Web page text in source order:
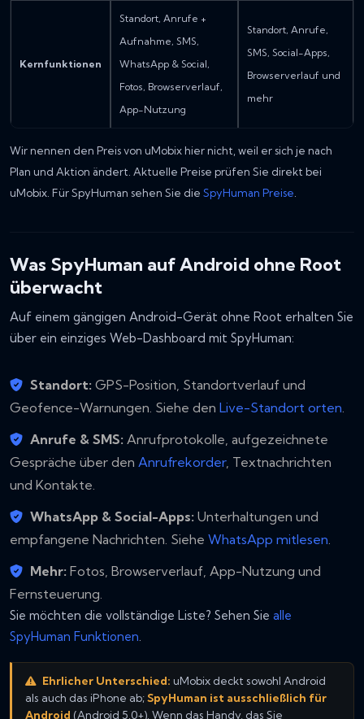
Kernfunktionen
Standort, Anrufe +
Aufnahme, SMS,
WhatsApp & Social,
Fotos, Browserverlauf,
App-Nutzung
Standort, Anrufe,
SMS, Social-Apps,
Browserverlauf und
mehr
Wir nennen den Preis von uMobix hier nicht, weil er sich je nach
Plan und Aktion ändert. Aktuelle Preise prüfen Sie direkt bei
uMobix. Für SpyHuman sehen Sie die SpyHuman Preise.
Was SpyHuman auf Android ohne Root
überwacht
Auf einem gängigen Android-Gerät ohne Root erhalten Sie
über ein einziges Web-Dashboard mit SpyHuman:
Standort: GPS-Position, Standortverlauf und
Geofence-Warnungen. Siehe den Live-Standort orten.
Anrufe & SMS: Anrufprotokolle, aufgezeichnete
Gespräche über den Anrufrekorder, Textnachrichten
und Kontakte.
WhatsApp & Social-Apps: Unterhaltungen und
empfangene Nachrichten. Siehe WhatsApp mitlesen.
Mehr: Fotos, Browserverlauf, App-Nutzung und
Fernsteuerung.
Sie möchten die vollständige Liste? Sehen Sie alle
SpyHuman Funktionen.
Ehrlicher Unterschied: uMobix deckt sowohl Android
als auch das iPhone ab;SpyHuman ist ausschließlich für
Android (Android 5.0+). Wenn das Handy, das Sie